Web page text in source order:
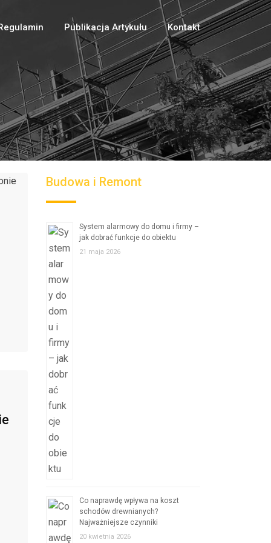
Publikacja Artykułu Kontakt
Budowa i Remont
System alarmowy do domu i firmy –
jak dobrać funkcje do obiektu
21 maja 2026
Co naprawdę wpływa na koszt
schodów drewnianych?
Najważniejsze czynniki
20 kwietnia 2026